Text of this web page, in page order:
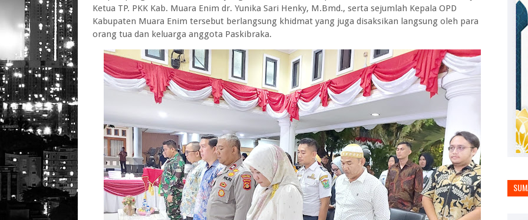
Ketua TP. PKK Kab. Muara Enim dr. Yunika Sari Henky, M.Bmd., serta sejumlah Kepala OPD
Kabupaten Muara Enim tersebut berlangsung khidmat yang juga disaksikan langsung oleh para
orang tua dan keluarga anggota Paskibraka.